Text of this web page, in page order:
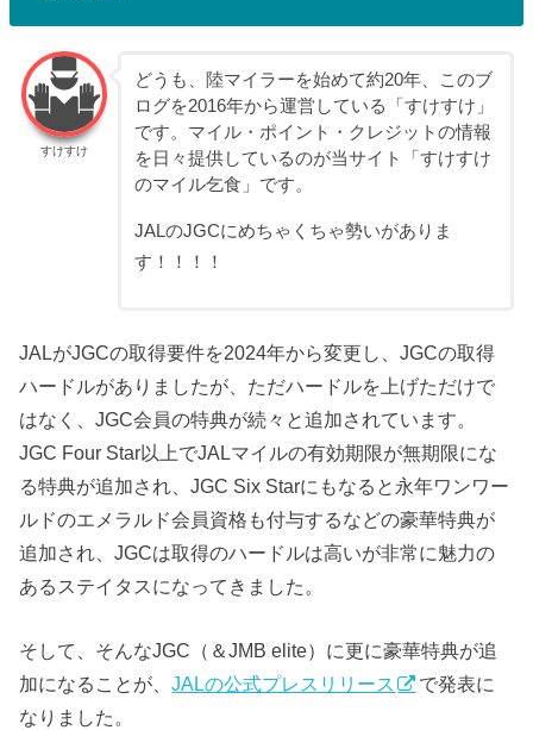
すけすけ
どうも、陸マイラーを始めて約20年、このブ
ログを2016年から運営している「すけすけ」
です。マイル・ポイント・クレジットの情報
を日々提供しているのが当サイト「すけすけ
のマイル乞食」です。
JALのJGCにめちゃくちゃ勢いがありま
す！！！！
JALがJGCの取得要件を2024年から変更し、JGCの取得
ハードルがありましたが、ただハードルを上げただけで
はなく、JGC会員の特典が続々と追加されています。
JGC Four Star以上でJALマイルの有効期限が無期限にな
る特典が追加され、JGC Six Starにもなると永年ワンワー
ルドのエメラルド会員資格も付与するなどの豪華特典が
追加され、JGCは取得のハードルは高いが非常に魅力の
あるステイタスになってきました。
そして、そんなJGC（＆JMB elite）に更に豪華特典が追
加になることが、JALの公式プレスリリース
で発表に
なりました。